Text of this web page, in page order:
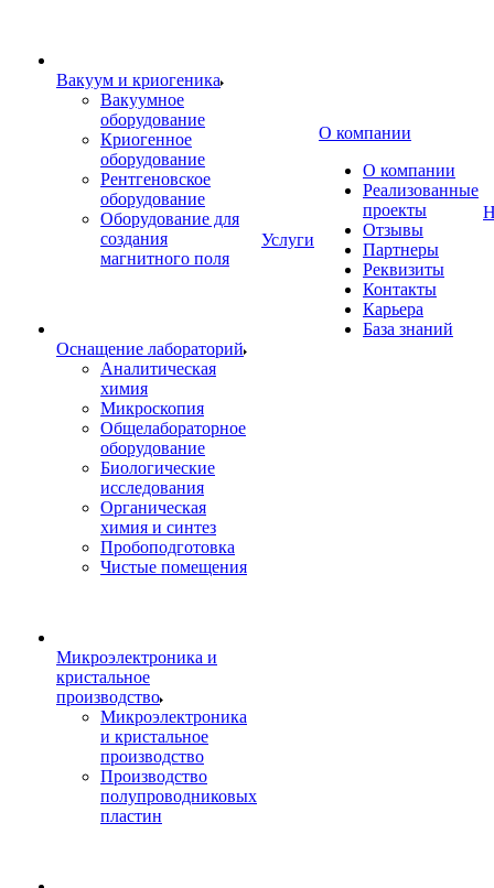
Вакуум и криогеника
Вакуумное
оборудование
Криогенное
оборудование
Рентгеновское
оборудование
Оборудование для
создания
магнитного поля
Оснащение лабораторий
Аналитическая
химия
Микроскопия
Общелабораторное
оборудование
Биологические
исследования
Органическая
химия и синтез
Пробоподготовка
Чистые помещения
Микроэлектроника и
кристальное
производство
Микроэлектроника
и кристальное
производство
Производство
полупроводниковых
пластин
Услуги
О компании
О компании
Реализованные
проекты
Отзывы
Партнеры
Реквизиты
Контакты
Карьера
База знаний